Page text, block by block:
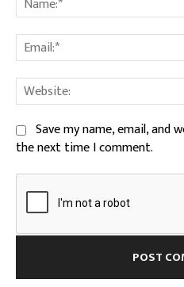
Save my name, email,
the next time I comment.